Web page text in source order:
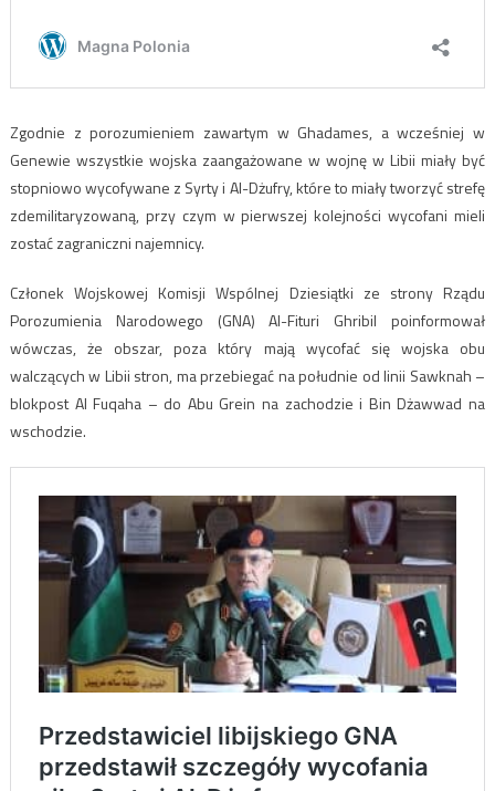
Zgodnie z porozumieniem zawartym w Ghadames, a wcześniej w
Genewie wszystkie wojska zaangażowane w wojnę w Libii miały być
stopniowo wycofywane z Syrty i Al-Dżufry, które to miały tworzyć strefę
zdemilitaryzowaną, przy czym w pierwszej kolejności wycofani mieli
zostać zagraniczni najemnicy.
Członek Wojskowej Komisji Wspólnej Dziesiątki ze strony Rządu
Porozumienia Narodowego (GNA) Al-Fituri Ghribil poinformował
wówczas, że obszar, poza który mają wycofać się wojska obu
walczących w Libii stron, ma przebiegać na południe od linii Sawknah –
blokpost Al Fuqaha – do Abu Grein na zachodzie i Bin Dżawwad na
wschodzie.